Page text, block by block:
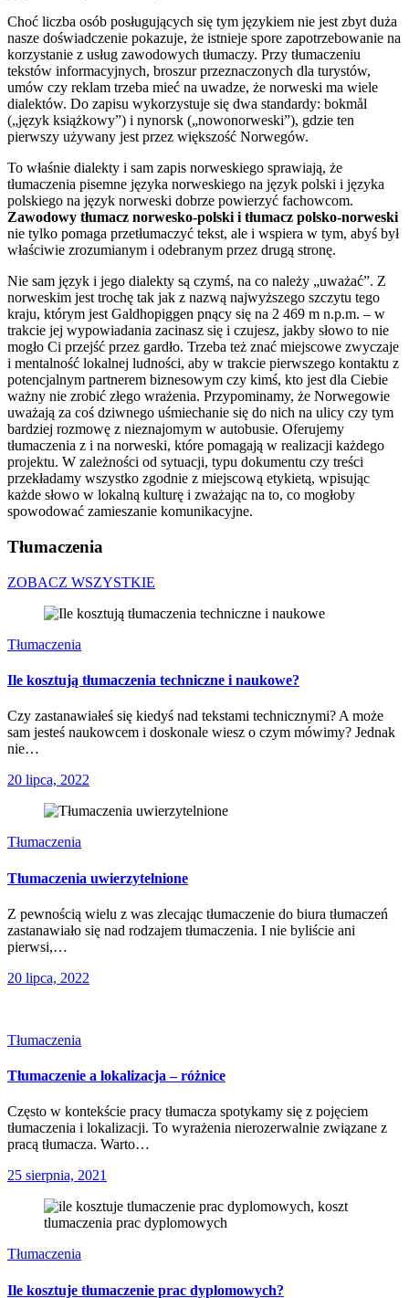
Choć liczba osób posługujących się tym językiem nie jest zbyt duża
nasze doświadczenie pokazuje, że istnieje spore zapotrzebowanie na
korzystanie z usług zawodowych tłumaczy. Przy tłumaczeniu
tekstów informacyjnych, broszur przeznaczonych dla turystów,
umów czy reklam trzeba mieć na uwadze, że norweski ma wiele
dialektów. Do zapisu wykorzystuje się dwa standardy: bokmål
(„język książkowy”) i nynorsk („nowonorweski”), gdzie ten
pierwszy używany jest przez większość Norwegów.
To właśnie dialekty i sam zapis norweskiego sprawiają, że
tłumaczenia pisemne języka norweskiego na język polski i języka
polskiego na język norweski dobrze powierzyć fachowcom.
Zawodowy tłumacz norwesko-polski i tłumacz polsko-norweski
nie tylko pomaga przetłumaczyć tekst, ale i wspiera w tym, abyś był
właściwie zrozumianym i odebranym przez drugą stronę.
Nie sam język i jego dialekty są czymś, na co należy „uważać”. Z
norweskim jest trochę tak jak z nazwą najwyższego szczytu tego
kraju, którym jest Galdhopiggen pnący się na 2 469 m n.p.m. – w
trakcie jej wypowiadania zacinasz się i czujesz, jakby słowo to nie
mogło Ci przejść przez gardło. Trzeba też znać miejscowe zwyczaje
i mentalność lokalnej ludności, aby w trakcie pierwszego kontaktu z
potencjalnym partnerem biznesowym czy kimś, kto jest dla Ciebie
ważny nie zrobić złego wrażenia. Przypominamy, że Norwegowie
uważają za coś dziwnego uśmiechanie się do nich na ulicy czy tym
bardziej rozmowę z nieznajomym w autobusie. Oferujemy
tłumaczenia z i na norweski, które pomagają w realizacji każdego
projektu. W zależności od sytuacji, typu dokumentu czy treści
przekładamy wszystko zgodnie z miejscową etykietą, wpisując
każde słowo w lokalną kulturę i zważając na to, co mogłoby
spowodować zamieszanie komunikacyjne.
Tłumaczenia
ZOBACZ WSZYSTKIE
Tłumaczenia
Ile kosztują tłumaczenia techniczne i naukowe?
Czy zastanawiałeś się kiedyś nad tekstami technicznymi? A może
sam jesteś naukowcem i doskonale wiesz o czym mówimy? Jednak
nie…
20 lipca, 2022
Tłumaczenia
Tłumaczenia uwierzytelnione
Z pewnością wielu z was zlecając tłumaczenie do biura tłumaczeń
zastanawiało się nad rodzajem tłumaczenia. I nie byliście ani
pierwsi,…
20 lipca, 2022
Tłumaczenia
Tłumaczenie a lokalizacja – różnice
Często w kontekście pracy tłumacza spotykamy się z pojęciem
tłumaczenia i lokalizacji. To wyrażenia nierozerwalnie związane z
pracą tłumacza. Warto…
25 sierpnia, 2021
Tłumaczenia
Ile kosztuje tłumaczenie prac dyplomowych?